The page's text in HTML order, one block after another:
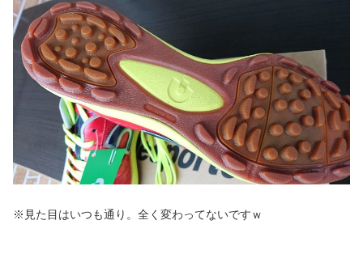
※見た目はいつも通り。全く変わってないですｗ